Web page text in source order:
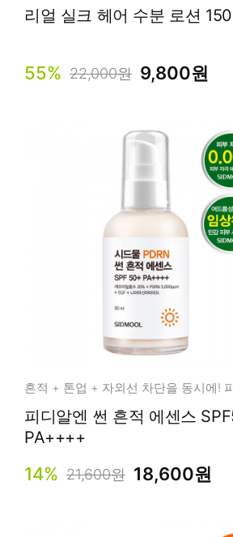
리얼 실크 헤어 수분 로션
55% 22,000원 9,800원
피디알엔 썬 흔적 에센스 SPF50+,
PA++++
14% 21,600원 18,600원